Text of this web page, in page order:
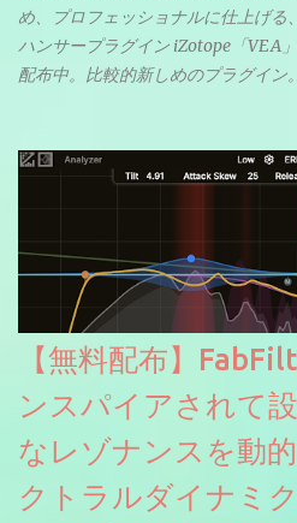
め、プロフェッショナルに仕上げ
ハンサープラグイン iZotope「VEA
配布中。比較的新しめのプラグイン
【無料配布】
ンスパイアされて
なレゾナンスを動
クトラルダイナミ